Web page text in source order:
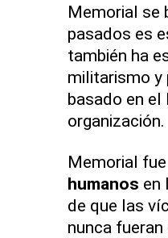
Memorial se
pasados es
también ha
militarismo y
basado en el
organización.
Memorial
humanos en
de que las
nunca